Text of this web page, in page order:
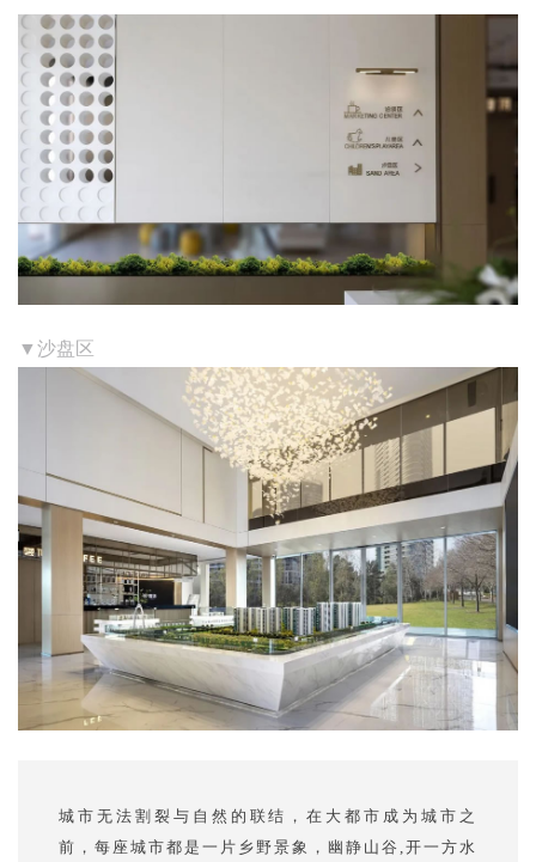
▼沙盘区
城市无法割裂与自然的联结，在大都市成为城市之
前，每座城市都是一片乡野景象，幽静山谷,开一方水